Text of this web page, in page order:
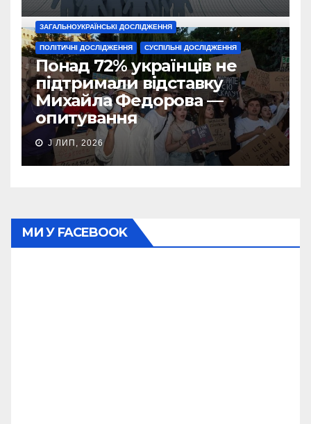
ЗАГАЛЬНОУКРАЇНСЬКІ ДОСЛІДЖЕННЯ
ПОЛІТИЧНІ ДОСЛІДЖЕННЯ СУСПІЛЬНІ ДОСЛІДЖЕННЯ
Понад 72% українців не
підтримали відставку
Михайла Федорова —
опитування
J ЛИП, 2026
МИ У FACEBOOK